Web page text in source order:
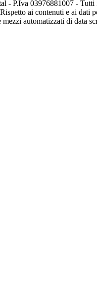
- P.Iva 03976881007 -
Rispetto ai contenuti e ai dati
automatizzati di data